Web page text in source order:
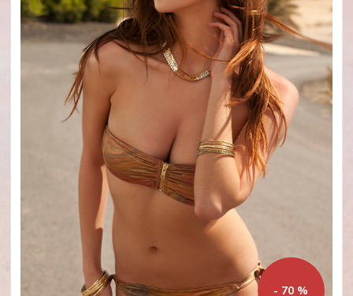
- 70 %